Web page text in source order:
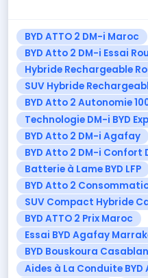
BYD ATTO 2 DM-i Maroc
BYD Atto 2 DM-i Essai
Hybride Rechargeable
SUV Hybride
BYD Atto 2 Autonomie
Technologie DM-i BYD
BYD Atto 2 DM-i Agafay
BYD Atto 2 DM-i Confort
Batterie à Lame BYD LFP
BYD Atto 2
SUV Compact Hybride
BYD ATTO 2 Prix Maroc
Essai BYD Agafay
BYD Bouskoura
Aides à La Conduite BYD